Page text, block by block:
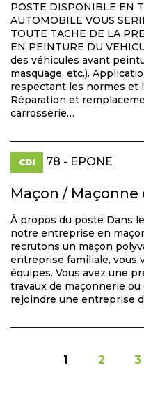
POSTE DISPONIBLE EN
AUTOMOBILE VOUS
TOUTE TACHE DE LA
EN PEINTURE DU
des véhicules avant
masquage, etc.).
respectant les normes et
Réparation et
carrosserie…
CDI 78 - EPONE
Maçon / Maçonne
À propos du poste Dans
notre entreprise en
recrutons un maçon
entreprise familiale, vous
équipes. Vous avez une
travaux de maçonnerie
rejoindre une entreprise
1 2 3